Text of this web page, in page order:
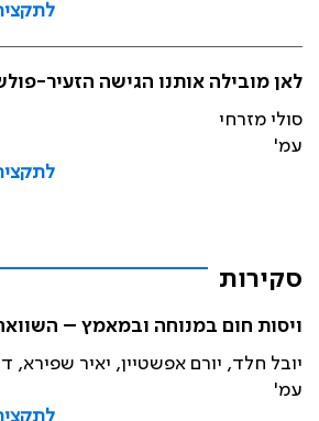
לאן מובילה אותנו הגישה הזעיר-
סולי מזרחי
עמ'
סקירות
ויסות חום במנוחה ובמאמץ –
יובל חלד, יורם אפשטיין, יאיר שפירא,
עמ'